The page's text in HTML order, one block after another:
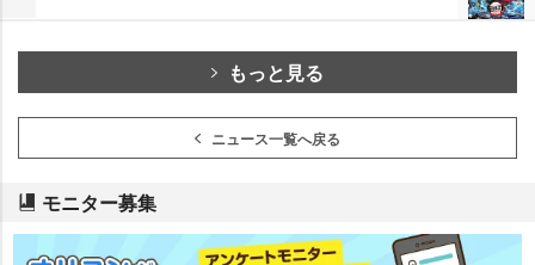
もっと見る
ニュース一覧へ戻る
モニター募集